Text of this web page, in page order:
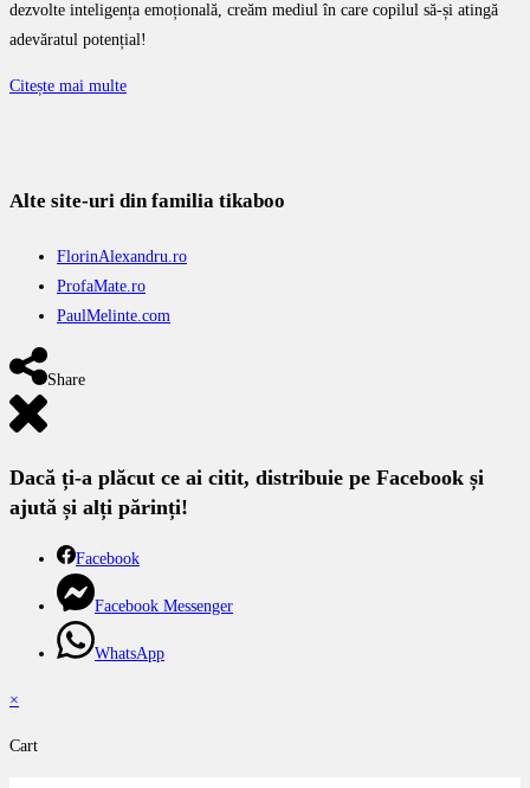
dezvolte inteligența emoțională, creăm mediul în care copilul să-și atingă
adevăratul potențial!
Citește mai multe
Alte site-uri din familia tikaboo
FlorinAlexandru.ro
ProfaMate.ro
PaulMelinte.com
Share
Dacă ți-a plăcut ce ai citit, distribuie pe Facebook și
ajută și alți părinți!
Facebook
Facebook Messenger
WhatsApp
×
Cart